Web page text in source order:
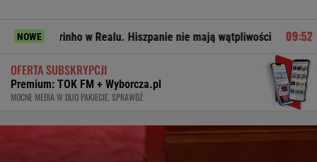
NOWEw Realu. Hiszpanie nie mają wątpliwości Miał
OFERTA SUBSKRYPCJI
Premium: TOK FM + Wyborcza.pl
MOCNE MEDIA W DUO PAKIECIE. SPRAWDŹ